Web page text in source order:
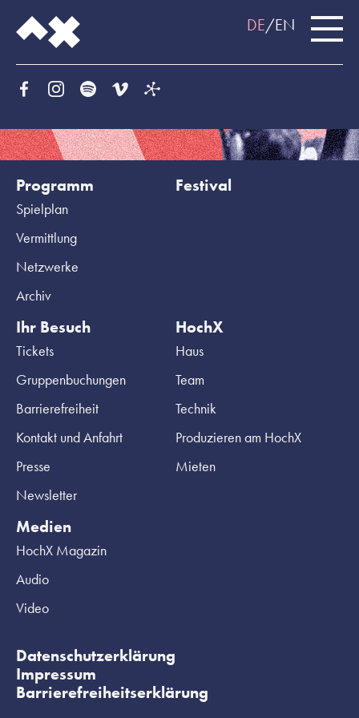
DE EN
Programm
Spielplan
Vermittlung
Netzwerke
Archiv
Festival
Ihr Besuch
Tickets
Gruppenbuchungen
Barrierefreiheit
Kontakt und Anfahrt
Presse
Newsletter
HochX
Haus
Team
Technik
Produzieren am HochX
Mieten
Medien
HochX Magazin
Audio
Video
Datenschutzerklärung
Impressum
Barrierefreiheitserklärung